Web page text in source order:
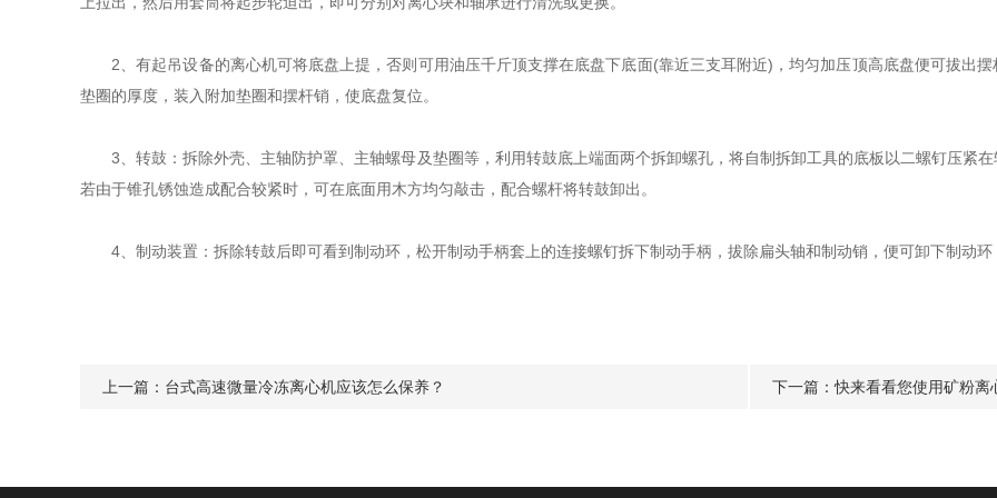
2、有起吊设备的离心机可将底盘上提，否则可用油压千斤顶支撑在底盘下底面(靠近三支耳附近)，均匀加压顶高底盘便可拔出
垫圈的厚度，装入附加垫圈和摆杆销，使底盘复位。
3、转鼓：拆除外壳、主轴防护罩、主轴螺母及垫圈等，利用转鼓底上端面两个拆卸螺孔，将自制拆卸工具的底板以二螺钉压紧
若由于锥孔锈蚀造成配合较紧时，可在底面用木方均匀敲击，配合螺杆将转鼓卸出。
4、制动装置：拆除转鼓后即可看到制动环，松开制动手柄套上的连接螺钉拆下制动手柄，拔除扁头轴和制动销，便可卸下制动
上一篇： 台式高速微量冷冻离心机应该怎么保养？ 下一篇：快来看看您使用矿粉离